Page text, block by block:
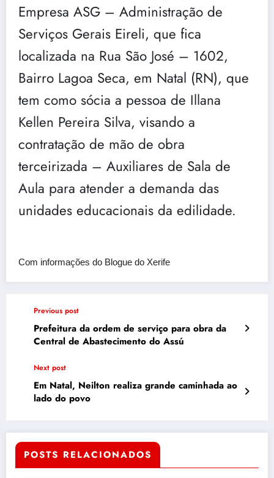
Empresa ASG – Administração de
Serviços Gerais Eireli, que fica
localizada na Rua São José – 1602,
Bairro Lagoa Seca, em Natal (RN), que
tem como sócia a pessoa de Illana
Kellen Pereira Silva, visando a
contratação de mão de obra
terceirizada – Auxiliares de Sala de
Aula para atender a demanda das
unidades educacionais da edilidade.
Com informações do Blogue do Xerife
Previous post
Prefeitura da ordem de serviço para obra da
Central de Abastecimento do Assú
Next post
Em Natal, Neilton realiza grande caminhada ao
lado do povo
POSTS RELACIONADOS